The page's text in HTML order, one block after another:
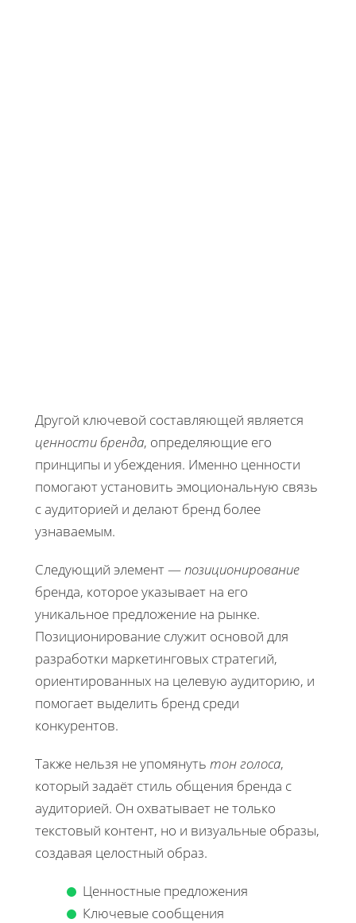
Другой ключевой составляющей является
ценности бренда, определяющие его
принципы и убеждения. Именно ценности
помогают установить эмоциональную связь
с аудиторией и делают бренд более
узнаваемым.
Следующий элемент —позиционирование
бренда, которое указывает на его
уникальное предложение на рынке.
Позиционирование служит основой для
разработки маркетинговых стратегий,
ориентированных на целевую аудиторию, и
помогает выделить бренд среди
конкурентов.
Также нельзя не упомянуть тон голоса,
который задаёт стиль общения бренда с
аудиторией. Он охватывает не только
текстовый контент, но и визуальные образы,
создавая целостный образ.
Ценностные предложения
Ключевые сообщения